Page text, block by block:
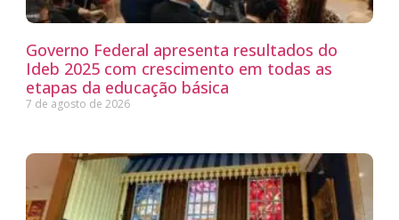
Governo Federal apresenta resultados do
Ideb 2025 com crescimento em todas as
etapas da educação básica
7 de agosto de 2026